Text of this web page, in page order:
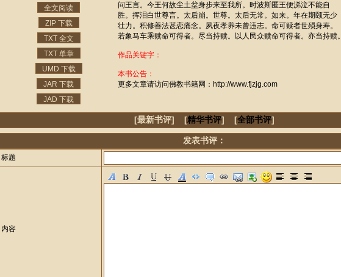
全文阅读
ZIP 下载
TXT 全文
TXT 单章
UMD 下载
JAR 下载
JAD 下载
问王言。今王何故尘土坌身步来至我所。时波斯匿王便涕泣不能自
胜。挥泪白世尊言。太后崩。世尊。太后无常。如来。年在期颐无少
壮力。积修善法甚恋痛念。夙夜孝养未曾违志。命可赎者世殒身寿。
若象马车乘赎命可得者。尽当持赎。以人民众赎命可得者。亦当持赎。
作品关键字：
本书公告：
更多文章请访问佛教书籍网：http://www.fjzjg.com
[最新书评] [精华书评] [全部书评]
发表书评：
标题
内容